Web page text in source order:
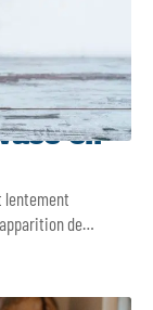
en
lentement
de…